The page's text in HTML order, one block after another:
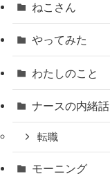
ねこさん
やってみた
わたしのこと
ナースの内緒話
転職
モーニング